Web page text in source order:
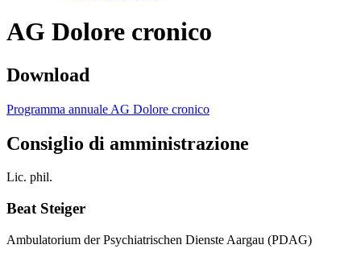
AG Dolore cronico
Download
Programma annuale AG Dolore cronico
Consiglio di amministrazione
Lic. phil.
Beat Steiger
Ambulatorium der Psychiatrischen Dienste Aargau (PDAG)